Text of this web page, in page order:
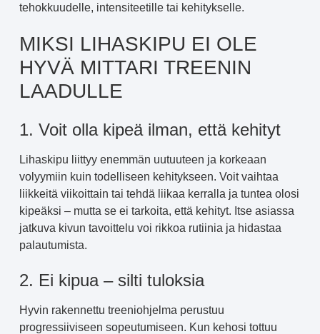
tehokkuudelle, intensiteetille tai kehitykselle.
MIKSI LIHASKIPU EI OLE
HYVÄ MITTARI TREENIN
LAADULLE
1. Voit olla kipeä ilman, että kehityt
Lihaskipu liittyy enemmän uutuuteen ja korkeaan
volyymiin kuin todelliseen kehitykseen. Voit vaihtaa
liikkeitä viikoittain tai tehdä liikaa kerralla ja tuntea olosi
kipeäksi – mutta se ei tarkoita, että kehityt. Itse asiassa
jatkuva kivun tavoittelu voi rikkoa rutiinia ja hidastaa
palautumista.
2. Ei kipua – silti tuloksia
Hyvin rakennettu treeniohjelma perustuu
progressiiviseen sopeutumiseen. Kun kehosi tottuu